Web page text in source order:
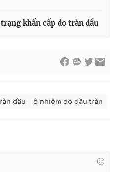
khẩn cấp do tràn dầu
dầu ô nhiễm do dầu tràn